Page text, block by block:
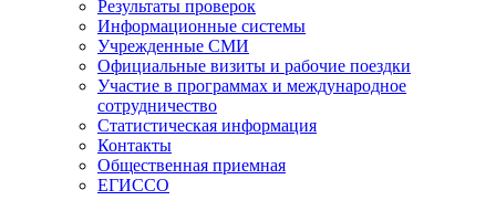
Результаты проверок
Информационные системы
Учрежденные СМИ
Официальные визиты и рабочие поездки
Участие в программах и международное
сотрудничество
Статистическая информация
Контакты
Общественная приемная
ЕГИССО